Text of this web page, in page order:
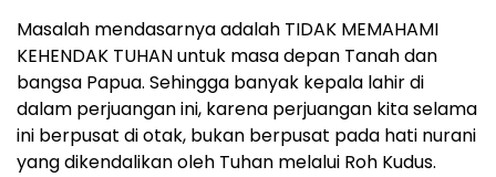
Masalah mendasarnya adalah TIDAK MEMAHAMI
KEHENDAK TUHAN untuk masa depan Tanah dan
bangsa Papua. Sehingga banyak kepala lahir di
dalam perjuangan ini, karena perjuangan kita selama
ini berpusat di otak, bukan berpusat pada hati nurani
yang dikendalikan oleh Tuhan melalui Roh Kudus.